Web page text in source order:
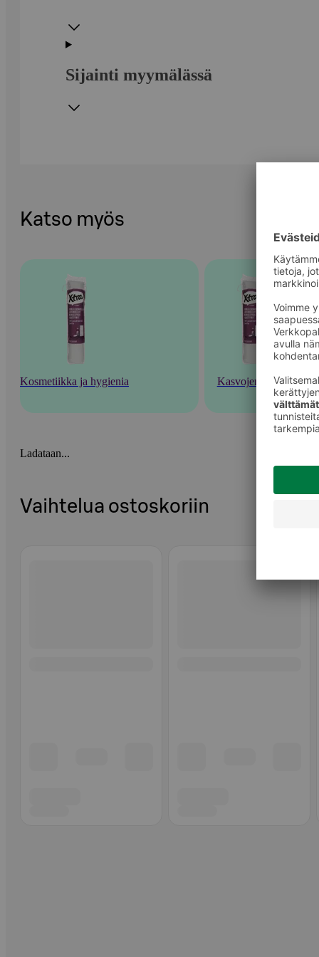
Sijainti myymälässä
Katso myös
Kosmetiikka ja hygienia Kasvojenhoito
Ladataan...
Vaihtelua ostoskoriin